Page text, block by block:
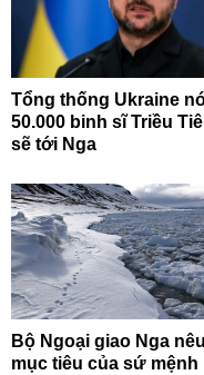
Tổng thống Ukraine
50.000 binh sĩ Triều
sẽ tới Nga
Bộ Ngoại giao Nga nêu
mục tiêu của sứ mệnh